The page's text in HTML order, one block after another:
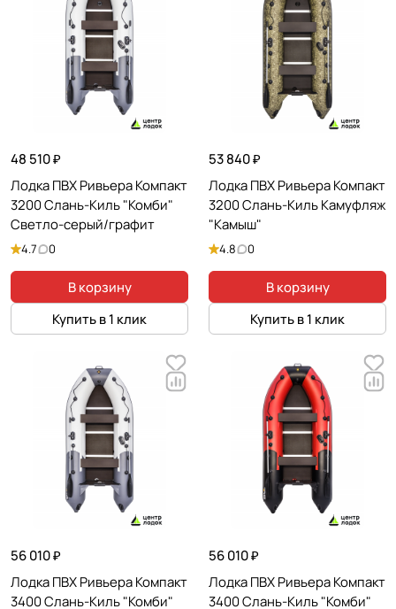
48 510 ₽
Лодка ПВХ Ривьера Компакт
3200 Слань-Киль "Комби"
Светло-серый/графит
4.7 0
В корзину
Купить в 1 клик
53 840 ₽
Лодка ПВХ Ривьера Компакт
3200 Слань-Киль Камуфляж
"Камыш"
4.8 0
В корзину
Купить в 1 клик
56 010 ₽
Лодка ПВХ Ривьера Компакт
3400 Слань-Киль "Комби"
56 010 ₽
Лодка ПВХ Ривьера Компакт
3400 Слань-Киль "Комби"